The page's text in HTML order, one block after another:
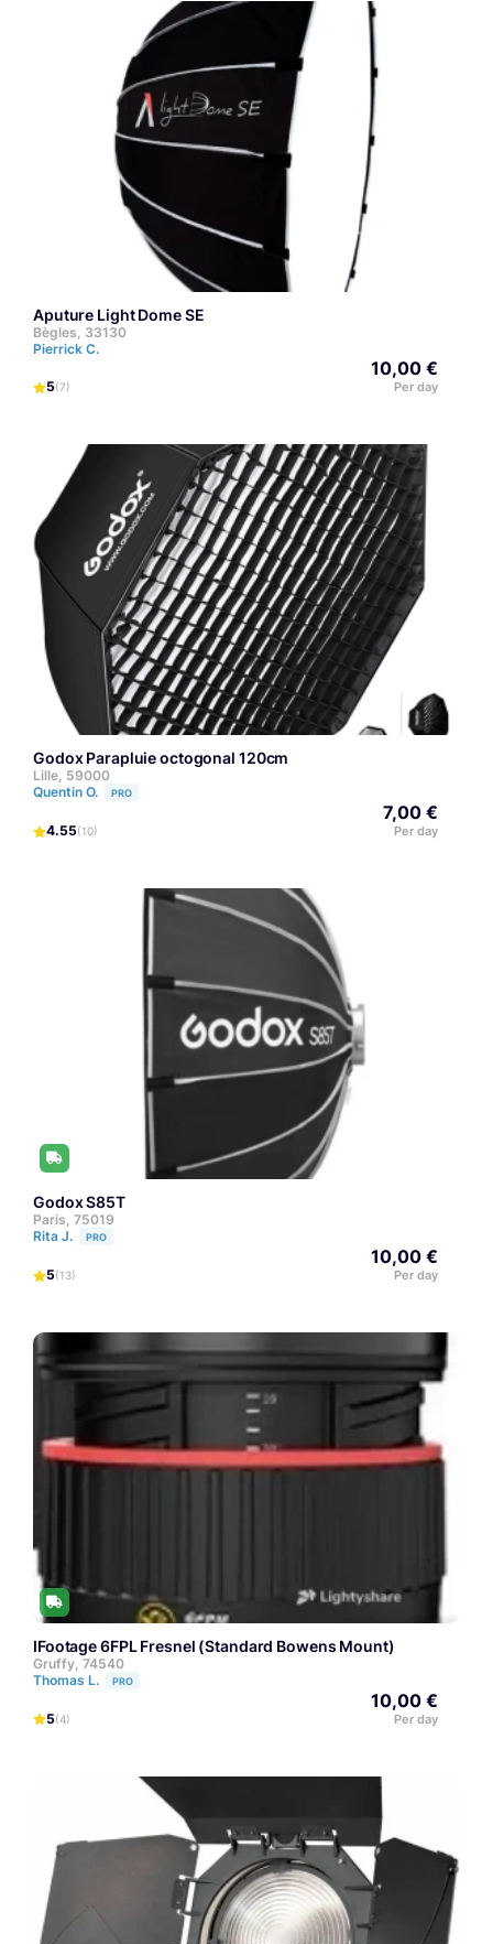
Aputure Light Dome SE
Bègles, 33130
Pierrick C.
5(7)
10,00 €
Per day
Godox Parapluie octogonal 120cm
Lille, 59000
Quentin O.
PRO
4.55(10)
7,00 €
Per day
Godox S85T
Paris, 75019
Rita J.
PRO
5(13)
10,00 €
Per day
iFootage 6FPL Fresnel (Standard Bowens Mount)
Gruffy, 74540
Thomas L.
PRO
5(4)
10,00 €
Per day